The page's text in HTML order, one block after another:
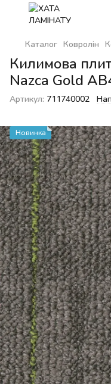
Каталог Ковролін
Килимова
Nazca Gold
Артикул: 711740002
Новинка